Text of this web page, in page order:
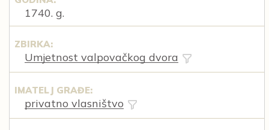
1740. g.
ZBIRKA:
Umjetnost valpovačkog dvora
IMATELJ GRAĐE:
privatno vlasništvo